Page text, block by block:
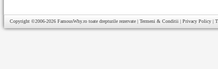
Copyright ©2006-2026 FamousWhy.ro toate drepturile rezervate | Termeni & Conditii | Privacy Policy |